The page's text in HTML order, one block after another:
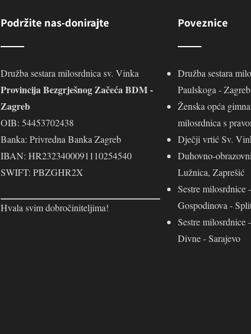
Podržite nas-donirajte
Družba sestara milosrdnica sv. Vinka
Provincija Bezgrješnog Začeća BDM -
Zagreb
OIB: 54453702438
Banka: Privredna Banka Zagreb
IBAN: HR2323400091110254540
SWIFT: PBZGHR2X
Hvala svim dobročiniteljima!
Poveznice
Družba sestara
Paulskoga - Zagreb
Ženska opća
milosrdnica s
Dječji vrtić Sv.
Duhovno-
Lužnica, Zaprešić
Sestre milosrdnice
Gospodinova -
Sestre milosrdnice
Divne - Sarajevo